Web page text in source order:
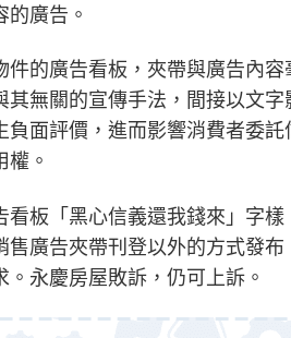
廣告。
的廣告看板，夾帶與廣告內容
無關的宣傳手法，間接以文字
面評價，進而影響消費者委
。
板「黑心信義還我錢來」字
廣告夾帶刊登以外的方式發
永慶房屋敗訴，仍可上訴。